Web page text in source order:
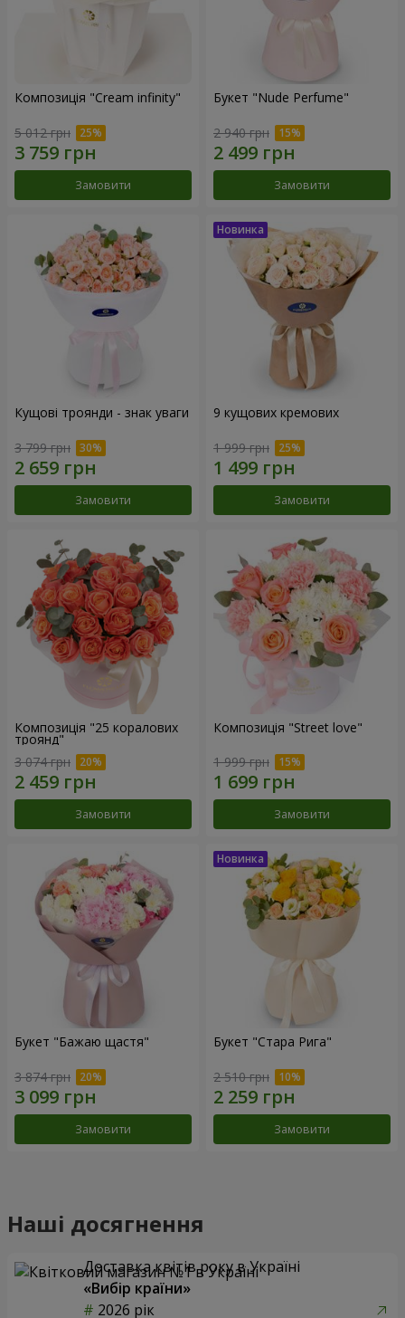
Композиція "Cream infinity"
5 012 грн
Замовити
Букет "Nude Perfume"
2 940 грн
Замовити
Кущові троянди - знак уваги
3 799 грн
Замовити
9 кущових кремових
1 999 грн
Замовити
Композиція "25 коралових
троянд"
3 074 грн
Замовити
Композиція "Street love"
1 999 грн
Замовити
Букет "Бажаю щастя"
3 874 грн
Замовити
Букет "Стара Рига"
2 510 грн
Замовити
Наші досягнення
Доставка квітів року в Україні
«Вибір країни»
2026 рік